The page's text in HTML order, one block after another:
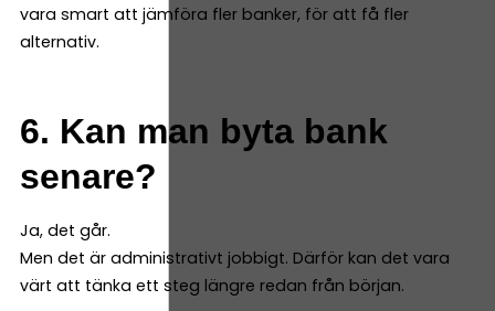
vara smart att jämföra fler banker, för att få fler
alternativ.
6. Kan man byta bank
senare?
Ja, det går.
Men det är administrativt jobbigt. Därför kan det vara
värt att tänka ett steg längre redan från början.